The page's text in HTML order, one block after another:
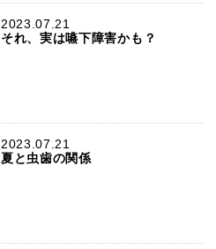
2023.07.21
それ、実は嚥下障害かも？
2023.07.21
夏と虫歯の関係